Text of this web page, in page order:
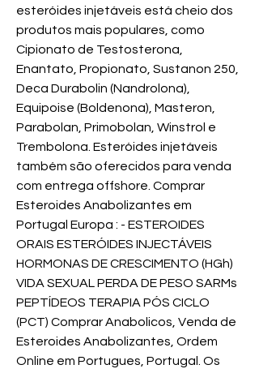
esteróides injetáveis está cheio dos
produtos mais populares, como
Cipionato de Testosterona,
Enantato, Propionato, Sustanon 250,
Deca Durabolin (Nandrolona),
Equipoise (Boldenona), Masteron,
Parabolan, Primobolan, Winstrol e
Trembolona. Esteróides injetáveis
também são oferecidos para venda
com entrega offshore. Comprar
Esteroides Anabolizantes em
Portugal Europa : - ESTEROIDES
ORAIS ESTERÓIDES INJECTÁVEIS
HORMONAS DE CRESCIMENTO (HGh)
VIDA SEXUAL PERDA DE PESO SARMs
PEPTÍDEOS TERAPIA PÓS CICLO
(PCT) Comprar Anabolicos, Venda de
Esteroides Anabolizantes, Ordem
Online em Portugues, Portugal. Os